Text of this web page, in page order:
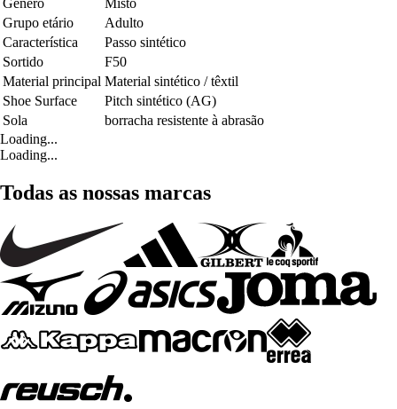
Grupo etário
Adulto
Característica
Passo sintético
Sortido
F50
Material principal Material sintético / têxtil
Shoe Surface
Pitch sintético (AG)
Sola
borracha resistente à abrasão
Loading...
Loading...
Todas as nossas marcas